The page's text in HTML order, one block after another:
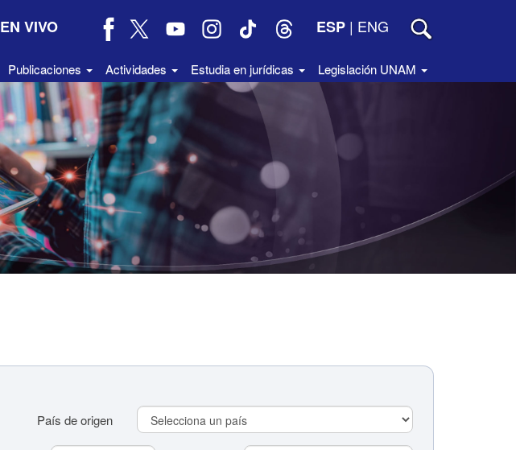
EN VIVO ESP | ENG
Publicaciones Actividades Estudia en jurídicas Legislación UNAM
País de origen